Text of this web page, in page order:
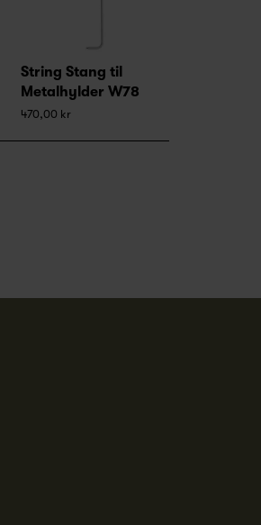
String Stang til
Metalhylder W78
470,00 kr